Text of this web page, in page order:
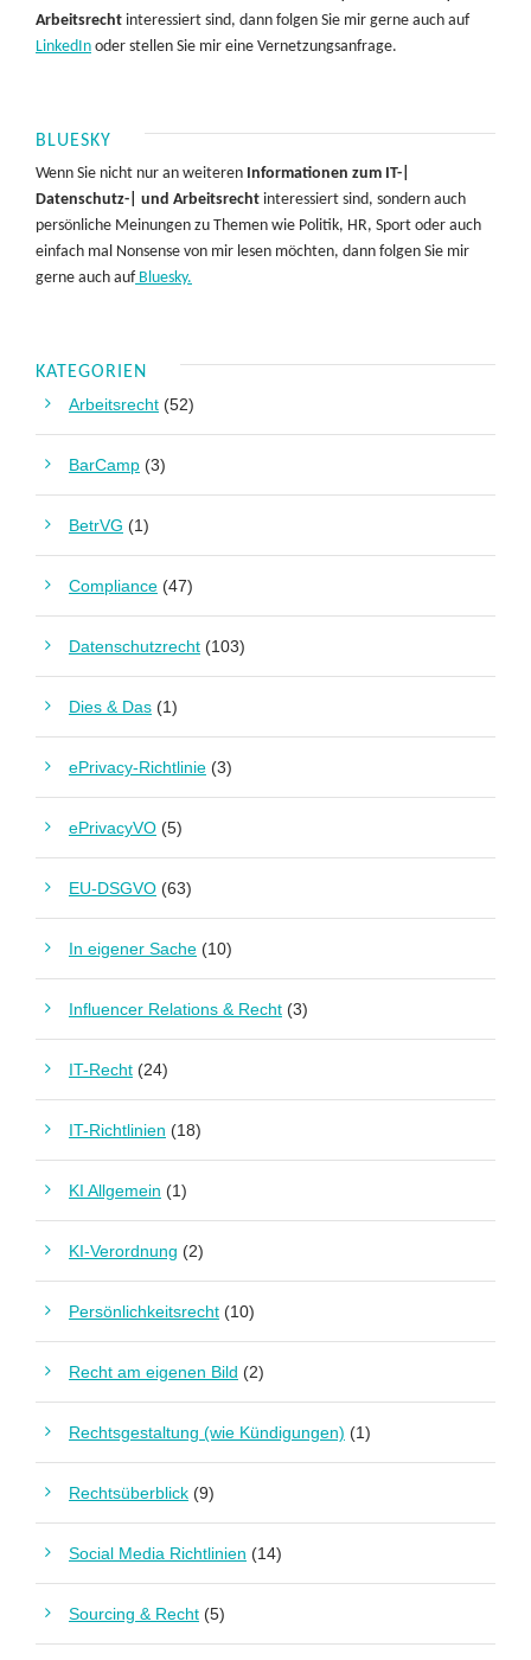
Arbeitsrecht interessiert sind, dann folgen Sie mir gerne auch auf
LinkedIn oder stellen Sie mir eine Vernetzungsanfrage.
BLUESKY
Wenn Sie nicht nur an weiteren Informationen zum IT-|
Datenschutz-| und Arbeitsrecht interessiert sind, sondern auch
persönliche Meinungen zu Themen wie Politik, HR, Sport oder auch
einfach mal Nonsense von mir lesen möchten, dann folgen Sie mir
gerne auch aufBluesky.
KATEGORIEN
Arbeitsrecht (52)
BarCamp (3)
BetrVG (1)
Compliance (47)
Datenschutzrecht (103)
Dies & Das (1)
ePrivacy-Richtlinie (3)
ePrivacyVO (5)
EU-DSGVO (63)
In eigener Sache (10)
Influencer Relations & Recht (3)
IT-Recht (24)
IT-Richtlinien (18)
KI Allgemein (1)
KI-Verordnung (2)
Persönlichkeitsrecht (10)
Recht am eigenen Bild (2)
Rechtsgestaltung (wie Kündigungen) (1)
Rechtsüberblick (9)
Social Media Richtlinien (14)
Sourcing & Recht (5)